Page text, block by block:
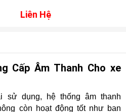
Liên Hệ
Cấp Âm Thanh Cho xe
sử dụng, hệ thống âm thanh
còn hoạt động tốt như ban